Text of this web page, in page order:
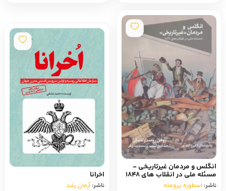
انگلس و مردمان غیرتاریخی -
مسئله ملی در انقلاب های 1848
ناشر: اسطوره پرومته
اخرانا
ناشر: آرمان رشد